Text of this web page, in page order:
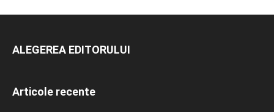
ALEGEREA EDITORULUI
Articole recente